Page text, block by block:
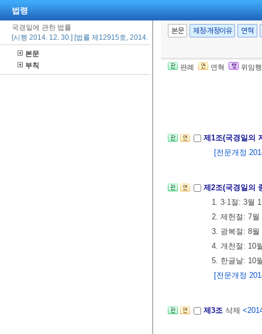
법령
국경일에 관한 법률
[시행 2014. 12. 30.] [법률 제12915호, 2014. 12. 30., 일부개정]
본문
부칙
본문 제정·개정이유 연혁
판례 연혁 위임
제1조(국경일의
[전문개정
제2조(국경일의
1. 3·1절: 3월
2. 제헌절: 7월
3. 광복절: 8월
4. 개천절: 10
5. 한글날: 10
[전문개정
제3조 삭제